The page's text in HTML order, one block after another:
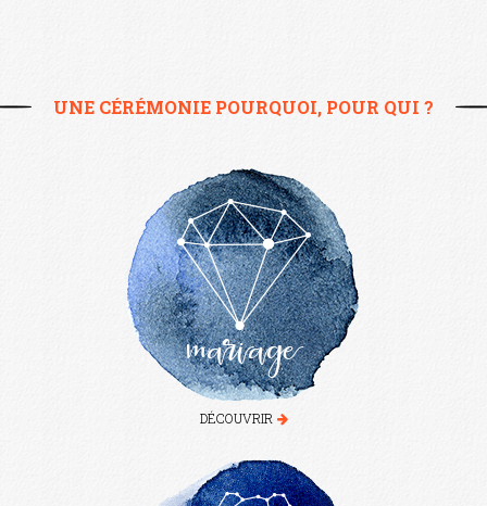
UNE CÉRÉMONIE POURQUOI, POUR QUI ?
mariage
DÉCOUVRIR